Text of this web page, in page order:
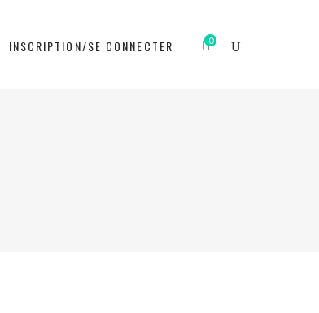
INSCRIPTION/SE CONNECTER 0